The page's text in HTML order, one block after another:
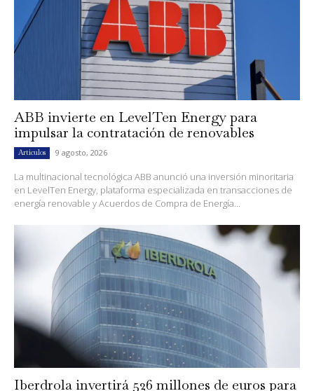
ABB invierte en LevelTen Energy para
impulsar la contratación de renovables
Artículos 9 agosto, 2026
La multinacional tecnológica ABB anunció una inversión minoritaria
en LevelTen Energy, plataforma especializada en transacciones de
energía renovable y Acuerdos de Compra de Energía...
Iberdrola invertirá 526 millones de euros para